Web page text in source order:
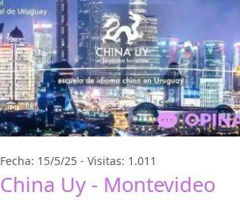
Fecha: 15/5/25 - Visitas: 1.011
China Uy - Montevideo